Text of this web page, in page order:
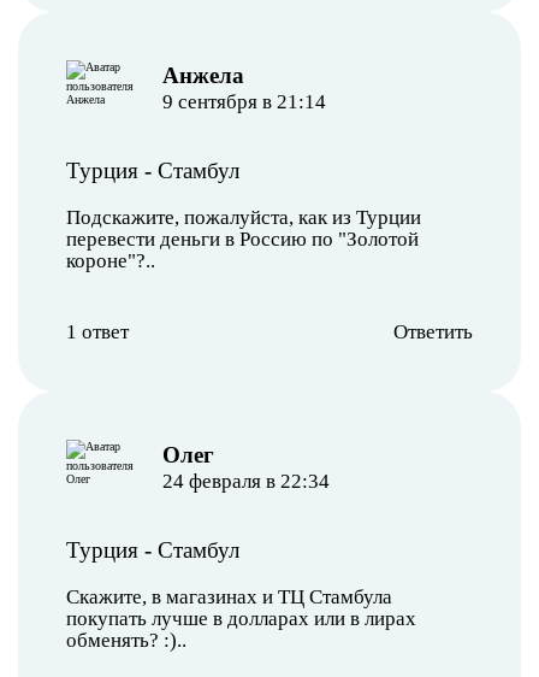
Анжела
9 сентября в 21:14
Турция - Стамбул
Подскажите, пожалуйста, как из Турции
перевести деньги в Россию по "Золотой
короне"?..
1 ответ Ответить
Олег
24 февраля в 22:34
Турция - Стамбул
Скажите, в магазинах и ТЦ Стамбула
покупать лучше в долларах или в лирах
обменять? :)..